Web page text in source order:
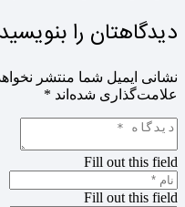
دیدگاهتان را بنویسید
نشانی ایمیل شما منتشر
علامت‌گذاری شده‌اند *
Fill out this field
Fill out this field